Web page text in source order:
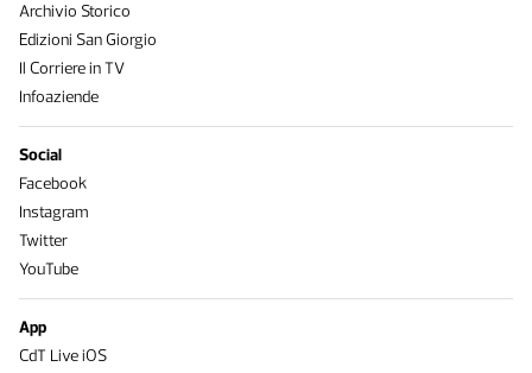
Archivio Storico
Edizioni San Giorgio
Il Corriere in TV
Infoaziende
Social
Facebook
Instagram
Twitter
YouTube
App
CdT Live iOS